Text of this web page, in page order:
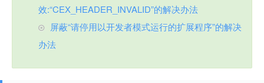
效:“CEX_HEADER_INVALID”的解决办法
屏蔽“请停用以开发者模式运行的扩展程序”的解决
办法